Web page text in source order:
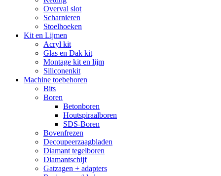
Overval slot
Scharnieren
Stoelhoeken
Kit en Lijmen
Acryl kit
Glas en Dak kit
Montage kit en lijm
Siliconenkit
Machine toebehoren
Bits
Boren
Betonboren
Houtspiraalboren
SDS-Boren
Bovenfrezen
Decoupeerzaagbladen
Diamant tegelboren
Diamantschijf
Gatzagen + adapters